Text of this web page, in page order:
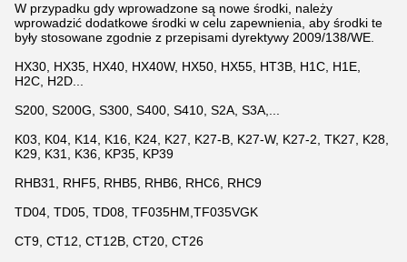
W przypadku gdy wprowadzone są nowe środki, należy
wprowadzić dodatkowe środki w celu zapewnienia, aby środki te
były stosowane zgodnie z przepisami dyrektywy 2009/138/WE.
HX30, HX35, HX40, HX40W, HX50, HX55, HT3B, H1C, H1E,
H2C, H2D...
S200, S200G, S300, S400, S410, S2A, S3A,...
K03, K04, K14, K16, K24, K27, K27-B, K27-W, K27-2, TK27, K28,
K29, K31, K36, KP35, KP39
RHB31, RHF5, RHB5, RHB6, RHC6, RHC9
TD04, TD05, TD08, TF035HM,TF035VGK
CT9, CT12, CT12B, CT20, CT26